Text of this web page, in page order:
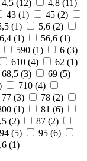
4,5 (12) 4,8 (11)
43 (1) 45 (2)
(1) 5,6 (2)
(1) 56,6 (1)
590 (1) 6 (3)
610 (4) 62 (1)
68,5 (3) 69 (5)
710 (4)
77 (3) 78 (2)
(1) 81 (6)
(2) 87 (2)
94 (5) 95 (6)
(1)